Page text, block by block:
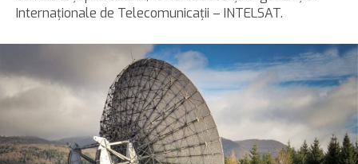
Internaţionale de Telecomunicaţii – INTELSAT.